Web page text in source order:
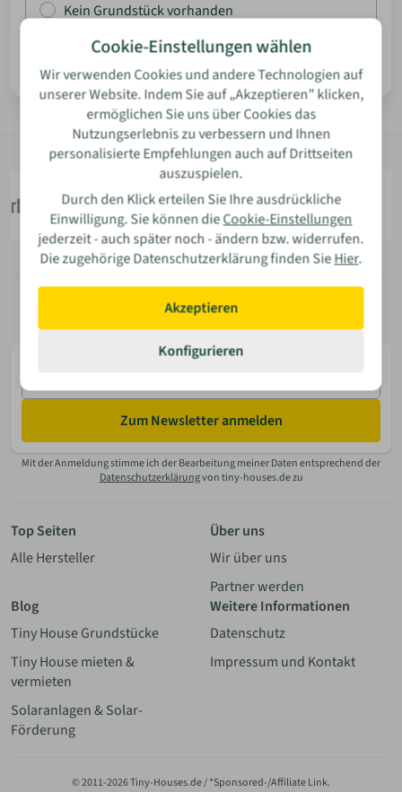
MERKLISTE
Kein Grundstück vorhanden
Cookie-Einstellungen wählen
Wir verwenden Cookies und andere Technologien auf
unserer Website. Indem Sie auf „Akzeptieren” klicken,
ermöglichen Sie uns über Cookies das
Nutzungserlebnis zu verbessern und Ihnen
personalisierte Empfehlungen auch auf Drittseiten
auszuspielen.
Durch den Klick erteilen Sie Ihre ausdrückliche
Einwilligung. Sie können dieCookie-Einstellungen
jederzeit - auch später noch - ändern bzw. widerrufen.
Die zugehörige Datenschutzerklärung finden SieHier.
Akzeptieren
Konfigurieren
Mail
Zum Newsletter anmelden
Mit der Anmeldung stimme ich der Bearbeitung meiner Daten entsprechend der
Datenschutzerklärungvon tiny-houses.de zu
Top Seiten
Alle Hersteller
Über uns
Wir über uns
Partner werden
Blog
Tiny House Grundstücke
Tiny House mieten &
vermieten
Solaranlagen & Solar-
Förderung
Weitere Informationen
Datenschutz
Impressum und Kontakt
© 2011-2026 Tiny-Houses.de / *Sponsored-/Affiliate Link.